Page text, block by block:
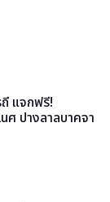
แจกฟรี!
ศ ปางลาลบาคจา